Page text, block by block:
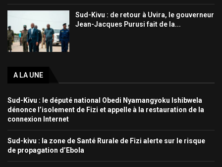
Sud-Kivu : de retour à Uvira, le gouverneur
Jean-Jacques Purusi fait de la...
A LA UNE
Sud-Kivu : le député national Obedi Nyamangyoku Ishibwela
dénonce l’isolement de Fizi et appelle à la restauration de la
connexion Internet
Sud-kivu : la zone de Santé Rurale de Fizi alerte sur le risque
de propagation d’Ebola